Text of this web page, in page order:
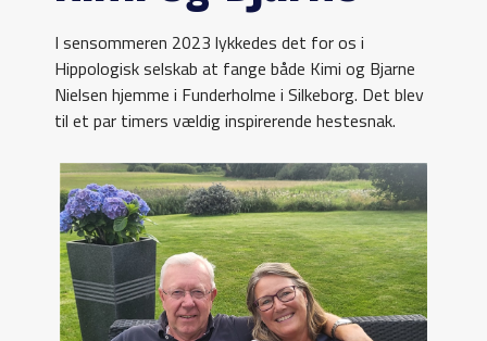
I sensommeren 2023 lykkedes det for os i
Hippologisk selskab at fange både Kimi og Bjarne
Nielsen hjemme i Funderholme i Silkeborg. Det blev
til et par timers vældig inspirerende hestesnak.